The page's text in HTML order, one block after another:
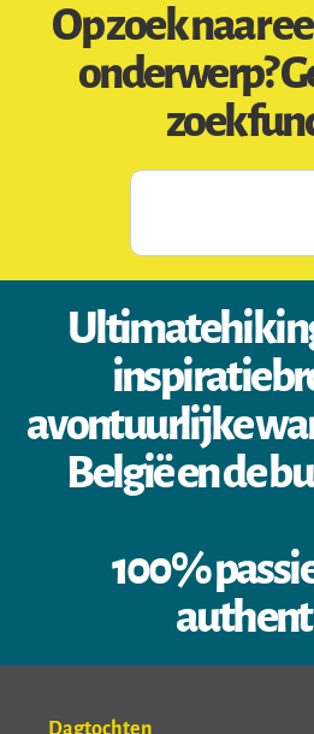
Op zoek naar
onderwerp?
avontuurlijke
België en de
100%
Dagtochten